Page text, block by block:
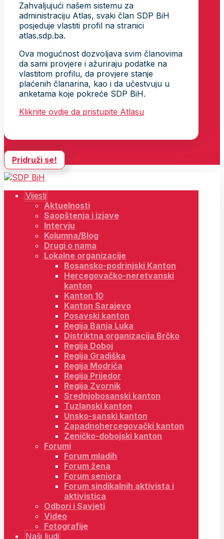
Zahvaljujući našem sistemu za
administraciju Atlas, svaki član SDP BiH
posjeduje vlastiti profil na stranici
atlas.sdp.ba.
Ova mogućnost dozvoljava svim članovima
da sami provjere i ažuriraju podatke na
vlastitom profilu, da provjere stanje
plaćenih članarina, kao i da učestvuju u
anketama koje pokreće SDP BiH.
Kliknite ovdje da pristupite Atlasu
Pridruži se!
Vijesti
Aktuelnosti
Saopštenja i izjave
Intervju
Kolumna/Blog
Drugi o nama
Lokalne organizacije
Bosansko-podrinjski Kanton
Hercegovačko-neretvanski
kanton
Kanton 10
Kanton Sarajevo
Posavski kanton
Regija Banja Luka
Distriktna organizacija Brčko
Regija Doboj
Regija Gradiška
Regija Modriča
Regija Prijedor
Regija Zvornik
Srednjobosanski kanton
Tuzlanski kanton
Unsko-sanski kanton
Zapadnohercegovački kanton
Zeničko-dobojski kanton
Forumi
Forum mladih
Forum žena
Forum seniora
Forum sindikalnih aktivista i
aktivistica
Odbori i Savjeti
Video
Fotografije
Naši ljudi